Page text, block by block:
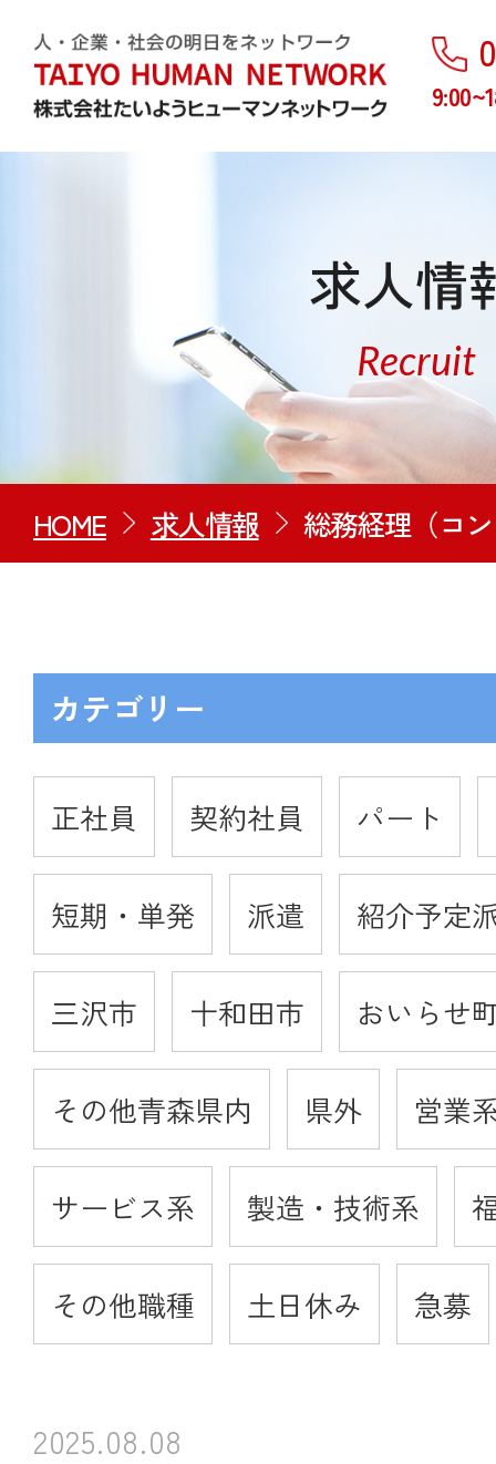
求人情
Recruit
HOME 求人情報 総務経理（コ
2025.08.08
カテゴリー
正社員 契約社員 パート
短期・単発 派遣 紹介予定
三沢市 十和田市 おいらせ
その他青森県内 県外 営業
サービス系 製造・技術系
その他職種 土日休み 急募